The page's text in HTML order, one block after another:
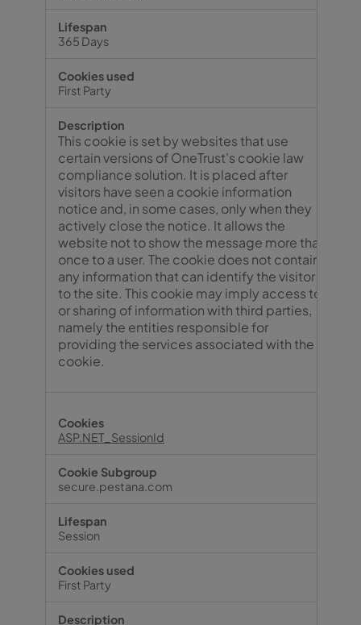
365 Days
First Party
This cookie is set by websites that use
certain versions of OneTrust's cookie law
compliance solution. It is placed after
visitors have seen a cookie information
notice and, in some cases, only when they
actively close the notice. It allows the
website not to show the message more than
once to a user. The cookie does not contain
any information that can identify the visitor
to the site. This cookie may imply access to
or sharing of information with third parties,
namely the entities responsible for
providing the services associated with the
cookie.
ASP.NET_SessionId
secure.pestana.com
Session
First Party